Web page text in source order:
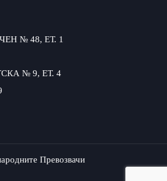
№ 48, ЕТ. 1
№ 9, ЕТ. 4
Превозвачи